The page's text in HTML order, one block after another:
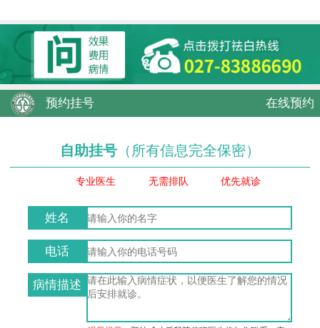
预约挂号 在线预约
自助挂号 （所有信息完全保密）
专业医生 无需排队 优先就诊
姓名
电话
病情描述